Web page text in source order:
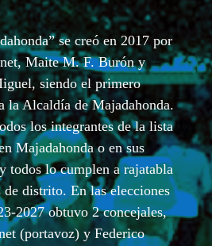
se creó en 2017 por
Maite M. F. Burón y
siendo el primero
la Alcaldía de Majadahonda.
los integrantes de la lista
Majadahonda o en sus
todos lo cumplen a rajatabla
de distrito. En las elecciones
2027 obtuvo 2 concejales,
(portavoz) y Federico